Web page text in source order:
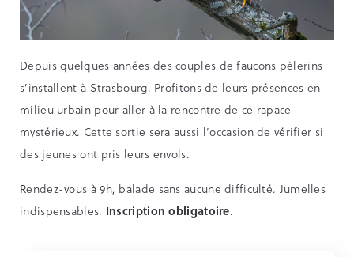
Depuis quelques années des couples de faucons pèlerins
s’installent à Strasbourg. Profitons de leurs présences en
milieu urbain pour aller à la rencontre de ce rapace
mystérieux. Cette sortie sera aussi l’occasion de vérifier si
des jeunes ont pris leurs envols.
Rendez-vous à 9h, balade sans aucune difficulté. Jumelles
indispensables. Inscription obligatoire.